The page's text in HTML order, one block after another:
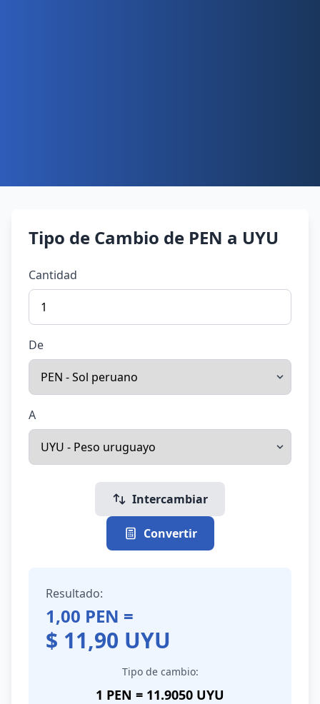
Tipo de Cambio de PEN a UYU
Cantidad
De
A
Intercambiar
Convertir
Resultado:
1,00 PEN =
$ 11,90 UYU
Tipo de cambio:
1 PEN = 11.9050 UYU